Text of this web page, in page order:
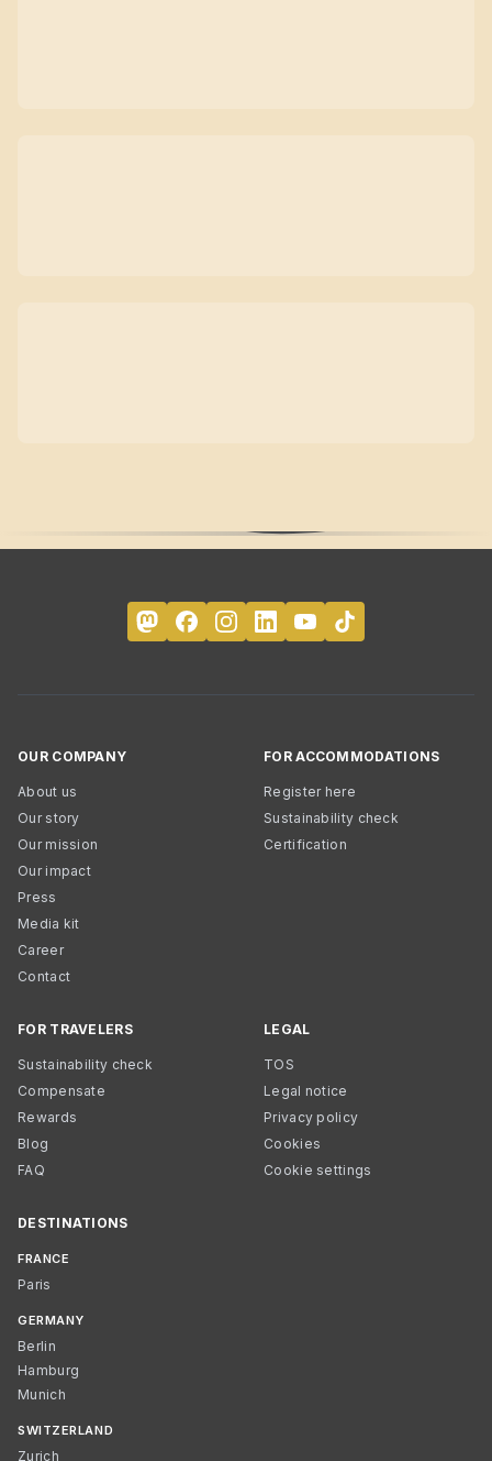
OUR COMPANY
About us
Our story
Our mission
Our impact
Press
Media kit
Career
Contact
FOR ACCOMMODATIONS
Register here
Sustainability check
Certification
FOR TRAVELERS
Sustainability check
Compensate
Rewards
Blog
FAQ
LEGAL
TOS
Legal notice
Privacy policy
Cookies
Cookie settings
DESTINATIONS
FRANCE
Paris
GERMANY
Berlin
Hamburg
Munich
SWITZERLAND
Zurich